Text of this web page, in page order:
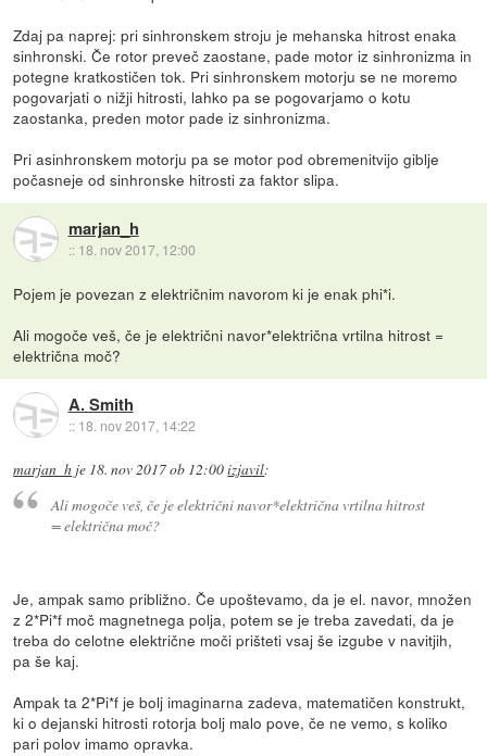
Zdaj pa naprej: pri sinhronskem stroju je mehanska hitrost enaka
sinhronski. Če rotor preveč zaostane, pade motor iz sinhronizma in
potegne kratkostičen tok. Pri sinhronskem motorju se ne moremo
pogovarjati o nižji hitrosti, lahko pa se pogovarjamo o kotu
zaostanka, preden motor pade iz sinhronizma.
Pri asinhronskem motorju pa se motor pod obremenitvijo giblje
počasneje od sinhronske hitrosti za faktor slipa.
marjan_h
:: 18. nov 2017, 12:00
Pojem je povezan z električnim navorom ki je enak phi*i.
Ali mogoče veš, če je električni navor*električna vrtilna hitrost =
električna moč?
A. Smith
:: 18. nov 2017, 14:22
marjan_h je 18. nov 2017 ob 12:00izjavil:
Ali mogoče veš, če je električni navor*električna vrtilna hitrost
= električna moč?
Je, ampak samo približno. Če upoštevamo, da je el. navor, množen
z 2*Pi*f moč magnetnega polja, potem se je treba zavedati, da je
treba do celotne električne moči prišteti vsaj še izgube v navitjih,
pa še kaj.
Ampak ta 2*Pi*f je bolj imaginarna zadeva, matematičen konstrukt,
ki o dejanski hitrosti rotorja bolj malo pove, če ne vemo, s koliko
pari polov imamo opravka.